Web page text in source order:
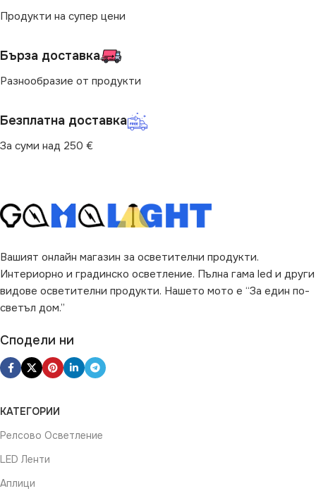
Продукти на супер цени
Бърза доставка
Разнообразие от продукти
Безплатна доставка
За суми над 250 €
Вашият онлайн магазин за осветителни продукти.
Интериорно и градинско осветление. Пълна гама led и други
видове осветителни продукти. Нашето мото е “За един по-
светъл дом.”
Сподели ни
КАТЕГОРИИ
Релсово Осветление
LED Ленти
Аплици